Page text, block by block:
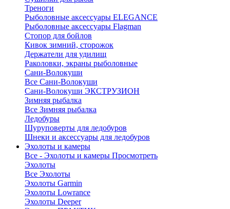
Треноги
Рыболовные аксессуары ELEGANCE
Рыболовные аксессуары Flagman
Стопор для бойлов
Кивок зимний, сторожок
Держатели для удилищ
Раколовки, экраны рыболовные
Сани-Волокуши
Все Сани-Волокуши
Сани-Волокуши ЭКСТРУЗИОН
Зимняя рыбалка
Все Зимняя рыбалка
Ледобуры
Шуруповерты для ледобуров
Шнеки и аксессуары для ледобуров
Эхолоты и камеры
Все - Эхолоты и камеры Просмотреть
Эхолоты
Все Эхолоты
Эхолоты Garmin
Эхолоты Lowrance
Эхолоты Deeper